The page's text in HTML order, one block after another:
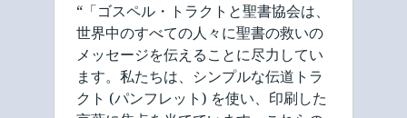
“「ゴスペル・トラクトと聖書協会は、
世界中のすべての人々に聖書の救いの
メッセージを伝えることに尽力してい
ます。私たちは、シンプルな伝道トラ
クト (パンフレット) を使い、印刷した